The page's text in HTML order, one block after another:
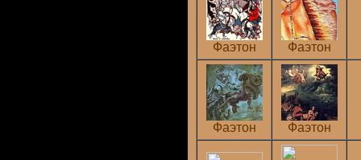
Фаэтон Фаэтон
Фаэтон Фаэтон